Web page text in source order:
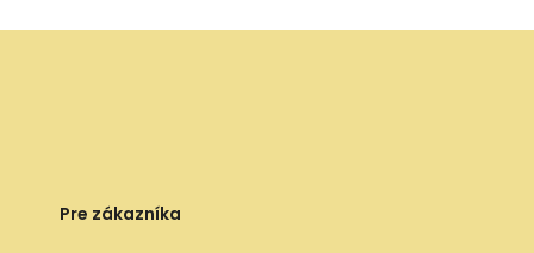
Pre zákazníka